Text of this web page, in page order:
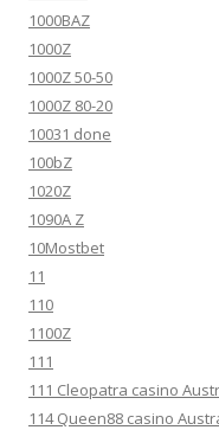
1000BAZ
1000Z
1000Z 50-50
1000Z 80-20
10031 done
100bZ
1020Z
1090A Z
10Mostbet
11
110
1100Z
111
111 Cleopatra casino
114 Queen88 casino